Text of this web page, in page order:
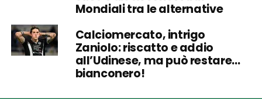
Mondiali tra le alternative
Calciomercato, intrigo
Zaniolo: riscatto e addio
all’Udinese, ma può restare…
bianconero!